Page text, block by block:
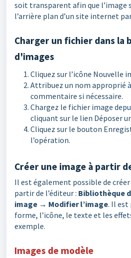
soit transparent afin que l’image
l’arrière plan d’un site internet
Charger un fichier dans la
d'images
Cliquez sur l’icône Nouvelle
Attribuez un nom approprié
commentaire si nécessaire.
Chargez le fichier image
cliquant sur le lien Déposer
Cliquez sur le bouton
l’opération.
Créer une image à partir
Il est également possible de créer
partir de l’éditeur : Bibliothèque
image → Modifier l’image. Il est
forme, l’icône, le texte et les
exemple.
Images de modèle